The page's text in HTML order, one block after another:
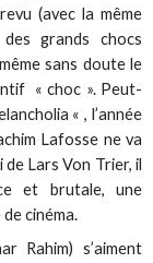
(avec la même
grands chocs
sans doute le
« choc ». Peut-
« , l’année
Lafosse ne va
de Lars Von Trier, il
et brutale, une
cinéma.
Rahim) s’aiment